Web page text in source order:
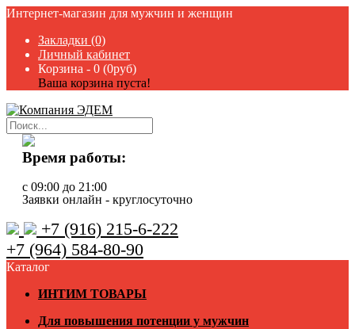
Интернет-магазин для мужчин и женщин
Закладки (0)
Личный кабинет
Корзина - 0 (0руб)
Ваша корзина пуста!
Время работы:
с 09:00 до 21:00
Заявки онлайн - круглосуточно
+7 (916) 215-6-222
+7 (964) 584-80-90
Каталог
ИНТИМ ТОВАРЫ
Для повышения потенции у мужчин